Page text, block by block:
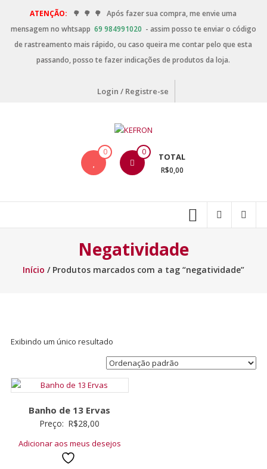
ATENÇÃO: 🌳 🌳 🌳 Após fazer sua compra, me envie uma
mensagem no whtsapp 69 984991020 - assim posso te enviar o código
de rastreamento mais rápido, ou caso queira me contar pelo que esta
passando, posso te fazer indicações de produtos da loja.
Login / Registre-se
0 0 TOTAL
R$0,00
Negatividade
Início / Produtos marcados com a tag “negatividade”
Exibindo um único resultado
Banho de 13 Ervas
Preço: R$28,00
Adicionar aos meus desejos